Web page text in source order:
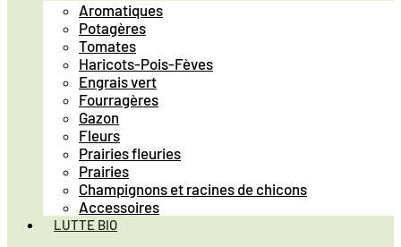
Aromatiques
Potagères
Tomates
Haricots-Pois-Fèves
Engrais vert
Fourragères
Gazon
Fleurs
Prairies fleuries
Prairies
Champignons et racines de chicons
Accessoires
LUTTE BIO